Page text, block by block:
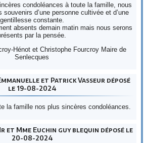
condoléances à toute la famille, nous
souvenirs d’une personne cultivée et d’une
gentillesse constante.
absents demain matin mais nous serons
par la pensée.
Hénot et Christophe Fourcroy Maire de
Senlecques
et Patrick Vasseur déposé
le 19-08-2024
la famille nos plus sincères condoléances.
et Mme Euchin guy blequin déposé le
20-08-2024